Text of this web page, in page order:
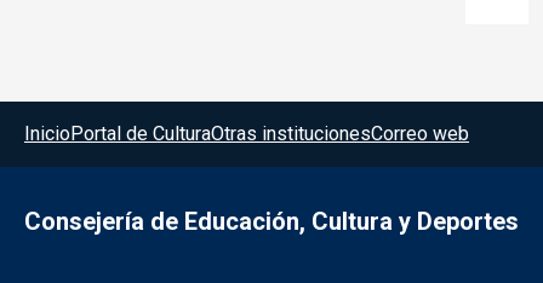
Menú del pie
InicioPortal de CulturaOtras institucionesCorreo web
Consejería de Educación, Cultura y Deportes